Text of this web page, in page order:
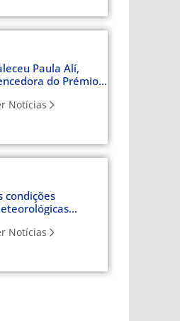
Paula Alí,
do Prémio
2026 e uma das
Notícias
condições
do
Notícias